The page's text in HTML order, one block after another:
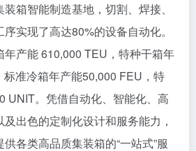
箱智能制造基地，切割、焊接、
实现了高达80%的设备自动化。
年产能 610,000 TEU，特种干箱年
准冷箱年产能50,000 FEU，特
UNIT。凭借自动化、智能化、高
出色的定制化设计和服务能力，
各类高品质集装箱的“一站式”服